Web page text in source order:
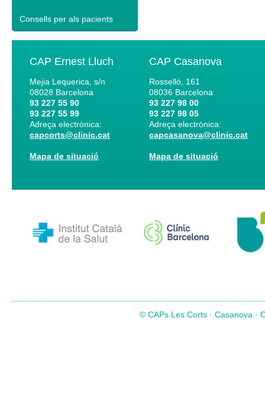
Consells per als pacients
CAP Ernest Lluch
Mejia Lequerica, s/n
08028 Barcelona
93 227 55 90
93 227 55 99
Adreça electrònica:
capcorts@clinic.cat
Mapa de situació
CAP Casanova
Rosselló, 161
08036 Barcelona
93 227 98 00
93 227 98 05
Adreça electrònica:
capcasanova@clinic.cat
Mapa de situació
© CAPs Les Corts · Casanova ·